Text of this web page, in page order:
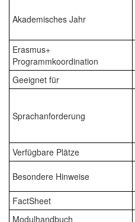
Akademisches Jahr
Erasmus+
Programmkoordination
Geeignet für
Sprachanforderung
Verfügbare Plätze
Besondere Hinweise
FactSheet
Modulhandbuch